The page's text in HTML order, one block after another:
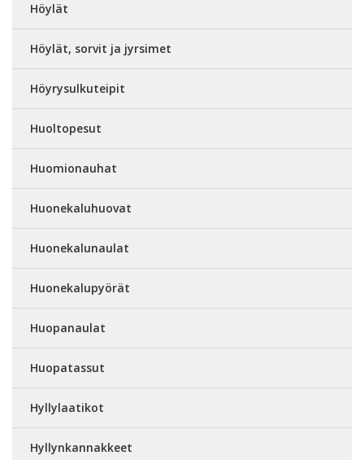
Höylät
Höylät, sorvit ja jyrsimet
Höyrysulkuteipit
Huoltopesut
Huomionauhat
Huonekaluhuovat
Huonekalunaulat
Huonekalupyörät
Huopanaulat
Huopatassut
Hyllylaatikot
Hyllynkannakkeet